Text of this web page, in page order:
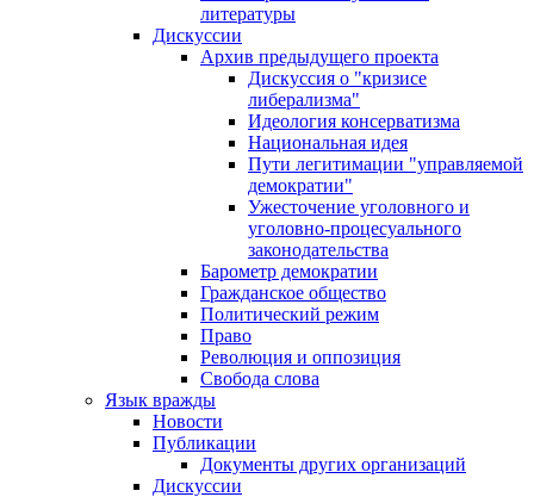
литературы
Дискуссии
Архив предыдущего проекта
Дискуссия о "кризисе
либерализма"
Идеология консерватизма
Национальная идея
Пути легитимации "управляемой
демократии"
Ужесточение уголовного и
уголовно-процесуального
законодательства
Барометр демократии
Гражданское общество
Политический режим
Право
Революция и оппозиция
Свобода слова
Язык вражды
Новости
Публикации
Документы других организаций
Дискуссии